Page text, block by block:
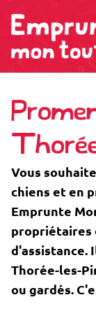
Vous
chiens et en
Emprunte
propriétaires
d'assistance.
Thorée-les-
ou gardés.